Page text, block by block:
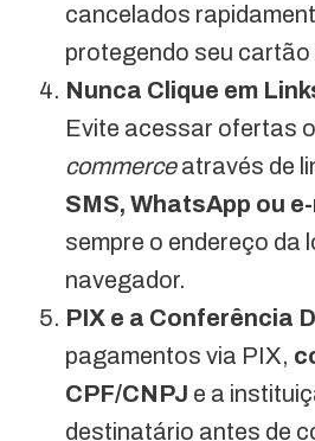
cancelados
protegendo seu cartão
Nunca Clique em
Evite acessar ofertas
commerceatravés de
SMS, WhatsApp ou e-
sempre o endereço da
navegador.
PIX e a Conferência
pagamentos via PIX,
CPF/CNPJ e a
destinatário antes de